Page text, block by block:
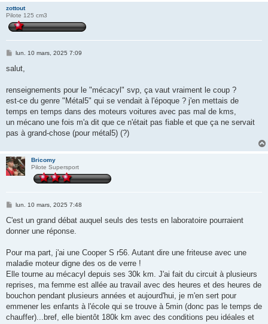
zottout
Pilote 125 cm3
M
s
g
lun. 10 mars, 2025 7:09
salut,
renseignements pour le "mécacyl" svp, ça vaut vraiment le coup ?
est-ce du genre "Métal5" qui se vendait à l'époque ? j'en mettais de
temps en temps dans des moteurs voitures avec pas mal de kms,
un mécano une fois m'a dit que ce n'était pas fiable et que ça ne servait
pas à grand-chose (pour métal5) (?)
Bricomy
Pilote Supersport
M
s
a
lun. 10 mars, 2025 7:48
C'est un grand débat auquel seuls des tests en laboratoire pourraient
donner une réponse.
Pour ma part, j'ai une Cooper S r56. Autant dire une friteuse avec une
maladie moteur digne des os de verre !
Elle tourne au mécacyl depuis ses 30k km. J'ai fait du circuit à plusieurs
reprises, ma femme est allée au travail avec des heures et des heures de
bouchon pendant plusieurs années et aujourd'hui, je m'en sert pour
emmener les enfants à l'école qui se trouve à 5min (donc pas le temps de
chauffer)...bref, elle bientôt 180k km avec des conditions peu idéales et